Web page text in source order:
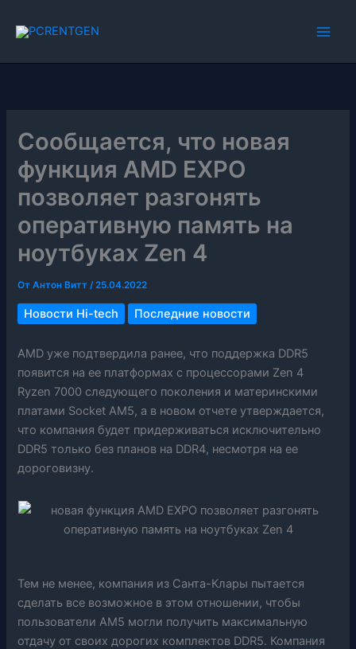
Сообщается, что новая
функция AMD EXPO
позволяет разгонять
оперативную память на
ноутбуках Zen 4
ОтАнтон Витт/25.04.2022
Новости Hi-tech Последние новости
AMD уже подтвердила ранее, что поддержка DDR5
появится на ее платформах с процессорами Zen 4
Ryzen 7000 следующего поколения и материнскими
платами Socket AM5, а в новом отчете утверждается,
что компания будет придерживаться исключительно
DDR5 только без планов на DDR4, несмотря на ее
дороговизну.
Тем не менее, компания из Санта-Клары пытается
сделать все возможное в этом отношении, чтобы
пользователи AM5 могли получить максимальную
отдачу от своих дорогих комплектов DDR5. Компания